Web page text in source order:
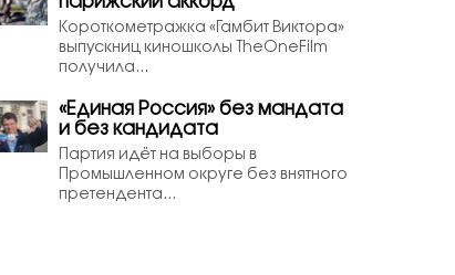
Короткометражка «Гамбит Виктора»
выпускниц киношколы TheOneFilm
получила...
«Единая Россия» без мандата
и без кандидата
Партия идёт на выборы в
Промышленном округе без внятного
претендента...